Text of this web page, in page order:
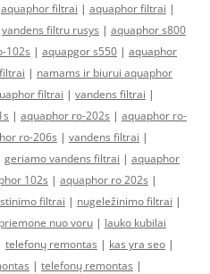
aquaphor filtrai | aquaphor filtrai |
vandens filtru rusys | aquaphor s800
102s | aquapgor s550 | aquaphor
| namams ir biurui aquaphor
filtrai | vandens filtrai |
| aquaphor ro-202s | aquaphor ro-
ro-206s | vandens filtrai |
geriamo vandens filtrai | aquaphor
102s | aquaphor ro 202s |
filtrai | nugeležinimo filtrai |
priemone nuo voru | lauko kubilai
telefonų remontas | kas yra seo |
| telefonų remontas |